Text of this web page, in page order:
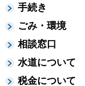
手続き
ごみ・環境
相談窓口
水道について
税金について